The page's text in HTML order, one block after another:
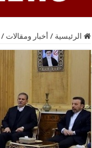
الرئيسية / أخبار ومقالات /